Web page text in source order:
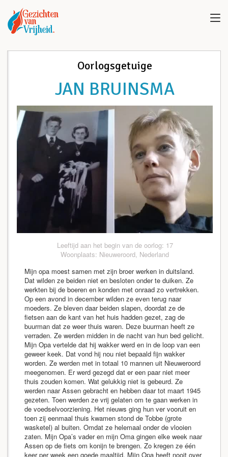
Oorlogsgetuige
JAN BRUINSMA
Leeftijd aan het begin van de oorlog: 17
Woonplaats: Nieuweroord, Nederland
Mijn opa moest samen met zijn broer werken in duitsland.
Dat wilden ze beiden niet en besloten onder te duiken. Ze
werkten bij de boeren en konden met onraad zo vertrekken.
Op een avond in december wilden ze even terug naar
moeders. Ze bleven daar beiden slapen, doordat ze de
fietsen aan de kant van het huis hadden gezet, zag de
buurman dat ze weer thuis waren. Deze buurman heeft ze
verraden. Ze werden midden in de nacht van hun bed gelicht.
Mijn Opa vertelde dat hij wakker werd en in de loop van een
geweer keek. Dat vond hij nou niet bepaald fijn wakker
worden. Ze werden met in totaal 10 mannen uit Nieuweroord
meegenomen. Er werd gezegd dat er een paar niet meer
thuis zouden komen. Wat gelukkig niet is gebeurd. Ze
werden naar Assen gebracht en hebben daar tot maart 1945
gezeten. Toen werden ze vrij gelaten om te gaan werken in
de voedselvoorziening. Het nieuws ging hun ver vooruit en
toen zij eenmaal thuis kwamen stond de Tobbe (grote
wasketel) al buiten. Omdat ze helemaal onder de vlooien
zaten. Mijn Opa’s vader en mijn Oma gingen elke week naar
Assen op de fiets om konijn te brengen. Zo kregen ze één
keer per week een goede maaltijd. Mijn Opa heeft nooit over